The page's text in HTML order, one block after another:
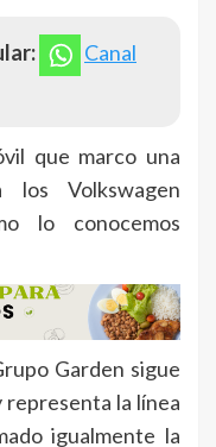
Canal
que marco una
los Volkswagen
lo conocemos
Garden sigue
representa la línea
igualmente la